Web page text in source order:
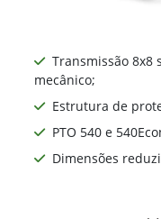
Transmissão
mecânico;
PTO 540 e